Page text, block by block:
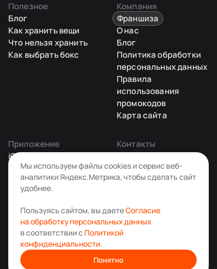
Полезное
Блог
Как хранить вещи
Что нельзя хранить
Как выбрать бокс
Компания
Франшиза
О нас
Блог
Политика обработки
персональных данных
Правила
использования
промокодов
Карта сайта
Приложение
iOS
Android
Контакты
Заказать звонок
+7 495 181-55-45
info@kladovkin.ru
Аренда склада для хранения вещей в Москве
© ООО «Кладовкин» 2026. Все права защищены
Мы используем файлы cookies и сервис веб-
аналитики Яндекс.Метрика, чтобы сделать сайт
удобнее.
Пользуясь сайтом, вы даетеСогласие
на обработку персональных данных
в соответствии с Политикой
конфиденциальности.
Понятно